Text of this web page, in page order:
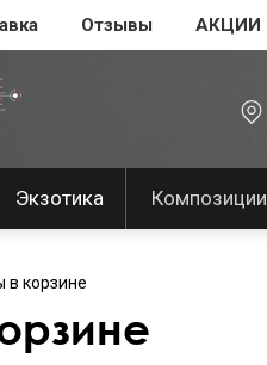
Отзывы АКЦИИ
Экзотика Композиции
в корзине